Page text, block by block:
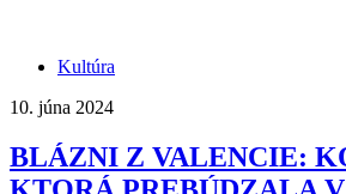
Kultúra
10. júna 2024
BLÁZNI Z VALENCIE: